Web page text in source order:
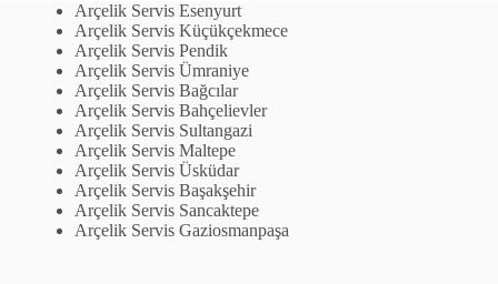
Arçelik Servis Esenyurt
Arçelik Servis Küçükçekmece
Arçelik Servis Pendik
Arçelik Servis Ümraniye
Arçelik Servis Bağcılar
Arçelik Servis Bahçelievler
Arçelik Servis Sultangazi
Arçelik Servis Maltepe
Arçelik Servis Üsküdar
Arçelik Servis Başakşehir
Arçelik Servis Sancaktepe
Arçelik Servis Gaziosmanpaşa